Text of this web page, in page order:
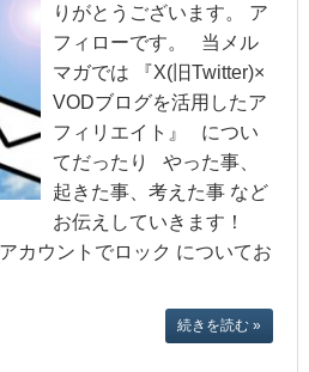
りがとうございます。 ア
フィローです。 当メル
マガでは 『X(旧Twitter)×
VODブログを活用したア
フィリエイト』 につい
てだったり やった事、
起きた事、考えた事 など
お伝えしていきます！
カウントでロック についてお
続きを読む »